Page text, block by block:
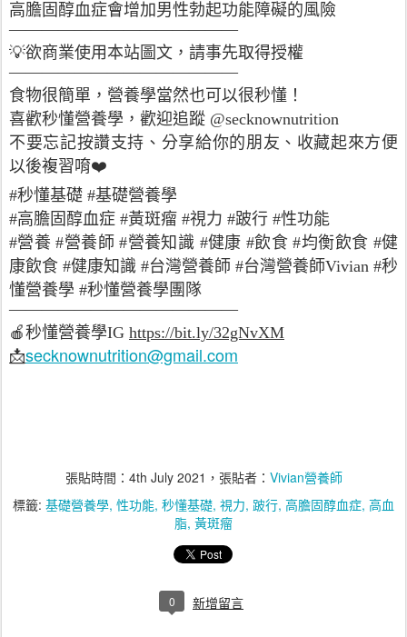
高膽固醇血症會增加男性勃起功能障礙的風險
——————————————
💡欲商業使用本站圖文，請事先取得授權
——————————————
食物很簡單，營養學當然也可以很秒懂！
喜歡秒懂營養學，歡迎追蹤 @secknownutrition
不要忘記按讚支持、分享給你的朋友、收藏起來方便
以後複習唷❤️
#秒懂基礎 #基礎營養學
#高膽固醇血症 #黃斑瘤 #視力 #跛行 #性功能
#營養 #營養師 #營養知識 #健康 #飲食 #均衡飲食 #健
康飲食 #健康知識 #台灣營養師 #台灣營養師Vivian #秒
懂營養學 #秒懂營養學團隊
——————————————
🍎秒懂營養學IG https://bit.ly/32gNvXM
📩secknownutrition@gmail.com
張貼時間： 4th July 2021 ，張貼者： Vivian營養師
標籤: 基礎營養學 性功能 秒懂基礎 視力 跛行 高膽固醇血症 高血
脂 黃斑瘤
0 新增留言